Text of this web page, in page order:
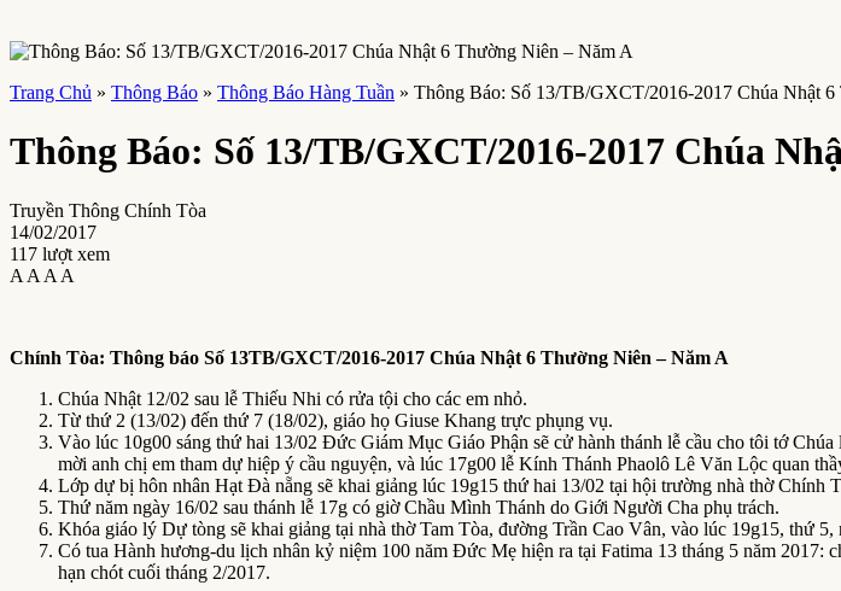
Trang Chủ » Thông Báo » Thông Báo Hàng Tuần » Thông Báo: Số 13/TB/GXCT/2016-2017 Chúa Nhật
Thông Báo: Số 13/TB/GXCT/2016-2017 Chúa
Truyền Thông Chính Tòa
14/02/2017
117 lượt xem
A A A A
Chính Tòa: Thông báo Số 13TB/GXCT/2016-2017 Chúa Nhật 6 Thường Niên – Năm A
Chúa Nhật 12/02 sau lễ Thiếu Nhi có rửa tội cho các em nhỏ.
Từ thứ 2 (13/02) đến thứ 7 (18/02), giáo họ Giuse Khang trực phụng vụ.
Vào lúc 10g00 sáng thứ hai 13/02 Đức Giám Mục Giáo Phận sẽ cử hành thánh lễ cầu cho tôi tớ
mời anh chị em tham dự hiệp ý cầu nguyện, và lúc 17g00 lễ Kính Thánh Phaolô Lê Văn Lộc quan
Lớp dự bị hôn nhân Hạt Đà nẵng sẽ khai giảng lúc 19g15 thứ hai 13/02 tại hội trường nhà thờ Chính
Thứ năm ngày 16/02 sau thánh lễ 17g có giờ Chầu Mình Thánh do Giới Người Cha phụ trách.
Khóa giáo lý Dự tòng sẽ khai giảng tại nhà thờ Tam Tòa, đường Trần Cao Vân, vào lúc 19g15, thứ
Có tua Hành hương-du lịch nhân kỷ niệm 100 năm Đức Mẹ hiện ra tại Fatima 13 tháng 5 năm
hạn chót cuối tháng 2/2017.